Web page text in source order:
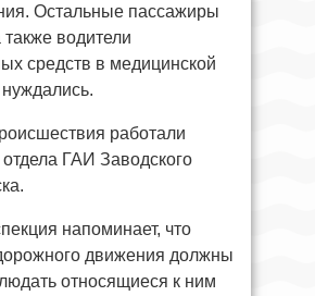
Остальные пассажиры
также водители
средств в медицинской
работали
отдела ГАИ Заводского
напоминает, что
движения должны
относящиеся к ним